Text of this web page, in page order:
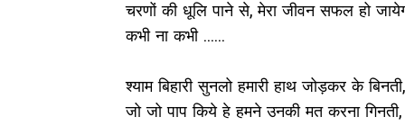
चरणों की धूलि पाने से, मेरा जीवन सफल हो
कभी ना कभी ......
श्याम बिहारी सुनलो हमारी हाथ जोड़कर के बिनती,
जो जो पाप किये हे हमने उनकी मत करना गिनती,